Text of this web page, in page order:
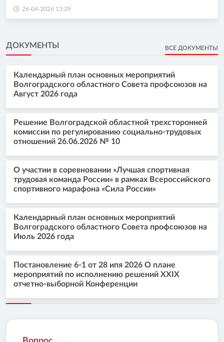
26-04-2026 13:29
ДОКУМЕНТЫ ВСЕ ДОКУМЕНТЫ
Календарный план основных мероприятий
Волгоградского областного Совета профсоюзов на
Август 2026 года
Решение Волгоградской областной трехсторонней
комиссии по регулированию социально-трудовых
отношений 26.06.2026 № 10
О участии в соревновании «Лучшая спортивная
трудовая команда России» в рамках Всероссийского
спортивного марафона «Сила России»
Календарный план основных мероприятий
Волгоградского областного Совета профсоюзов на
Июль 2026 года
Постановление 6-1 от 28 ипя 2026 О плане
мероприятий по исполнению решений XXIX
отчетно-выборной Конференции